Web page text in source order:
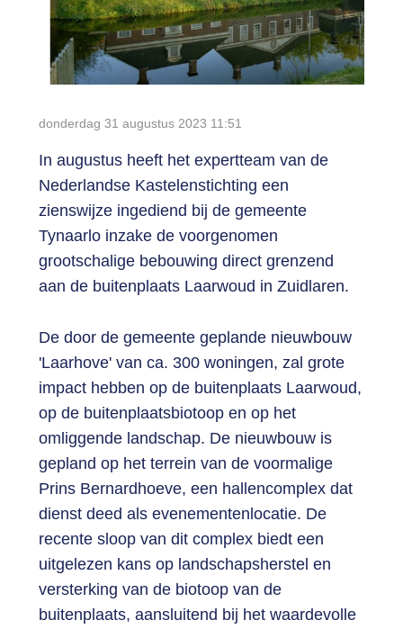
donderdag 31 augustus 2023 11:51
In augustus heeft het expertteam van de
Nederlandse Kastelenstichting een
zienswijze ingediend bij de gemeente
Tynaarlo inzake de voorgenomen
grootschalige bebouwing direct grenzend
aan de buitenplaats Laarwoud in Zuidlaren.
De door de gemeente geplande nieuwbouw
'Laarhove' van ca. 300 woningen, zal grote
impact hebben op de buitenplaats Laarwoud,
op de buitenplaatsbiotoop en op het
omliggende landschap. De nieuwbouw is
gepland op het terrein van de voormalige
Prins Bernardhoeve, een hallencomplex dat
dienst deed als evenementenlocatie. De
recente sloop van dit complex biedt een
uitgelezen kans op landschapsherstel en
versterking van de biotoop van de
buitenplaats, aansluitend bij het waardevolle
Login